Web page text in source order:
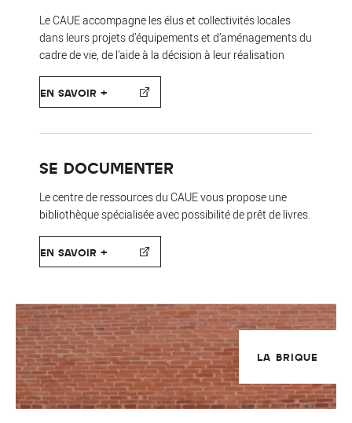
Le CAUE accompagne les élus et collectivités locales
dans leurs projets d’équipements et d’aménagements du
cadre de vie, de l’aide à la décision à leur réalisation
EN SAVOIR +
SE DOCUMENTER
Le centre de ressources du CAUE vous propose une
bibliothèque spécialisée avec possibilité de prêt de livres.
EN SAVOIR +
LA BRIQUE